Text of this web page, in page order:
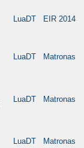
LuaDT EIR 2014
LuaDT Matronas
LuaDT Matronas
LuaDT Matronas